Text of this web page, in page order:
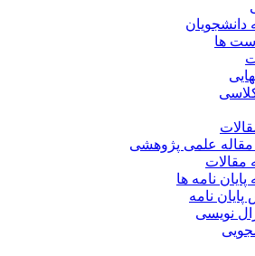
دانشجویان
ها
مقاله علمی پژوهشی
مقالات
نامه ها
نامه
نویسی